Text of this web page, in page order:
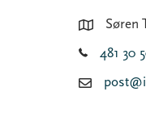
Søren
481 30